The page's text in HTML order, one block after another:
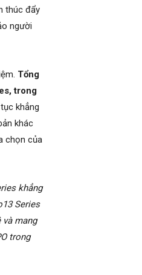
thúc đẩy
người
Tổng
trong
khẳng
khác
chọn của
khẳng
Series
và mang
trong